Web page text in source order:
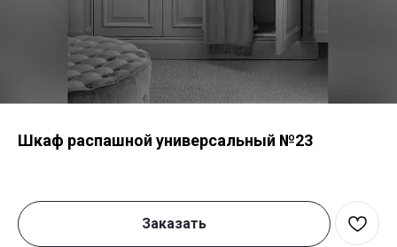
Шкаф распашной универсальный №23
Заказать